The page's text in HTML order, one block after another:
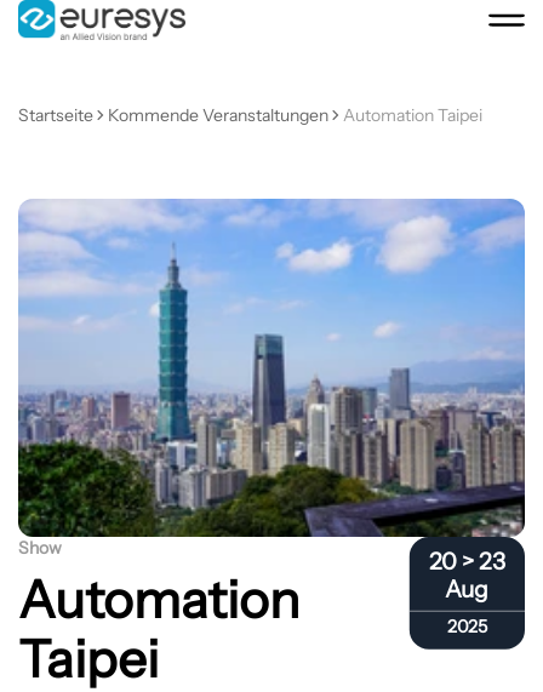
Startseite Kommende Veranstaltungen Automation Taipei
Automation
Taipei
Show
Automation
Taipei
20 > 23
Aug
2025